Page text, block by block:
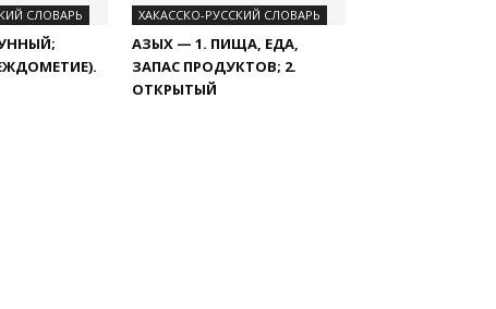
СЛОВАРЬ ХАКАССКО-РУССКИЙ СЛОВАРЬ
АЗЫХ — 1. ПИЩА, ЕДА,
ЗАПАС ПРОДУКТОВ; 2.
ОТКРЫТЫЙ